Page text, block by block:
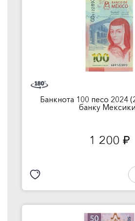
Банкнота 100 песо 2024
банку
1 200 руб.